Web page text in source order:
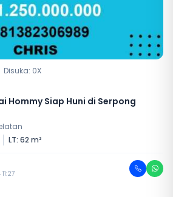
Disuka: 0X
Hommy Siap Huni di Serpong
LT: 62 m²